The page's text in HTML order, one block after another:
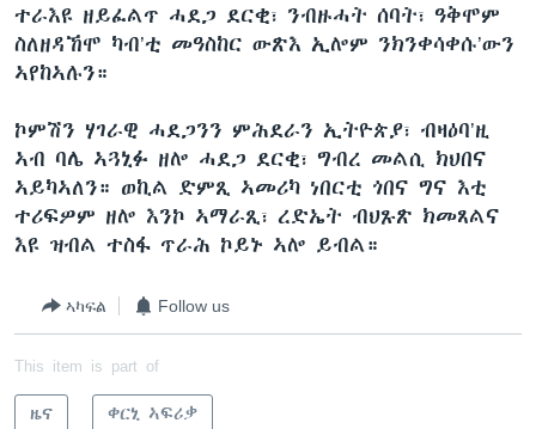
ተራእዩ ዘይፈልጥ ሓደጋ ደርቂ፣ ንብዙሓት ሰባት፣ ዓቅሞም
ስለዘዳኸሞ ካብ’ቲ መዓስከር ውጽእ ኢሎም ንክንቀሳቀሱ’ውን
ኣየከኣሉን።
ኮምሽን ሃገራዊ ሓደጋንን ምሕደራን ኢትዮጵያ፣ ብዛዕባ’ዚ
ኣብ ባሌ ኣጓኒፉ ዘሎ ሓደጋ ደርቂ፣ ግብረ መልሲ ክህበና
ኣይካኣለን። ወኪል ድምጺ ኣመሪካ ነበርቲ ጎበና ግና እቲ
ተሪፍዎም ዘሎ እንኮ ኣማራጺ፣ ረድኤት ብህጹጽ ክመጸልና
እዩ ዝብል ተስፋ ጥራሕ ኮይኑ ኣሎ ይብል።
ኣካፍል Follow us
This item is part of
ዜና ቀርኒ ኣፍሪቃ